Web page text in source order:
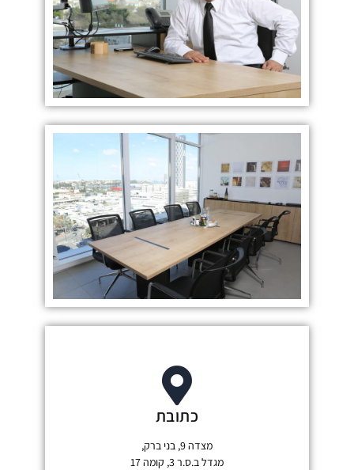
כתובת
מצדה 9, בני ברק,
מגדל ב.ס.ר 3, קומה 17